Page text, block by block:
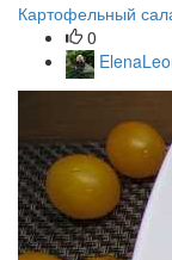
Картофельный
0